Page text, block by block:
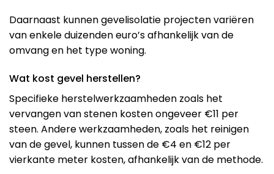
Daarnaast kunnen gevelisolatie projecten variëren
van enkele duizenden euro’s afhankelijk van de
omvang en het type woning​.
Wat kost gevel herstellen?
Specifieke herstelwerkzaamheden zoals het
vervangen van stenen kosten ongeveer €11 per
steen. Andere werkzaamheden, zoals het reinigen
van de gevel, kunnen tussen de €4 en €12 per
vierkante meter kosten, afhankelijk van de methode.